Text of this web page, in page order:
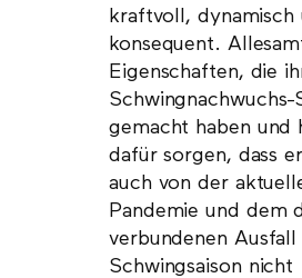
kraftvoll, dynamisch
konsequent.
Eigenschaften, die
Schwingnachwuchs-
gemacht haben und
dafür sorgen, dass
auch von der
Pandemie und dem
verbundenen Ausfall
Schwingsaison nicht